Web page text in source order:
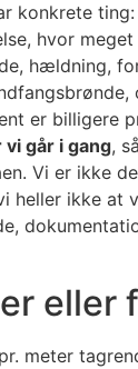
konkrete
hvor meget
hældning,
er billigere
går i gang,
Vi er ikke
heller ikke
eller
meter